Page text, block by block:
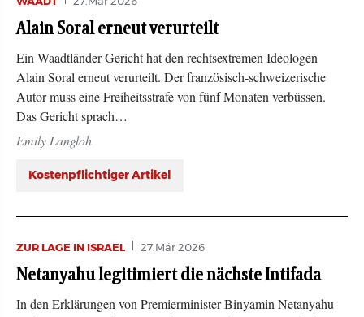
Alain Soral erneut verurteilt
Ein Waadtländer Gericht hat den rechtsextremen Ideologen
Alain Soral erneut verurteilt. Der französisch-schweizerische
Autor muss eine Freiheitsstrafe von fünf Monaten verbüssen.
Das Gericht sprach…
Emily Langloh
Kostenpflichtiger Artikel
ZUR LAGE IN ISRAEL 27.Mär 2026
Netanyahu legitimiert die nächste Intifada
In den Erklärungen von Premierminister Binyamin Netanyahu